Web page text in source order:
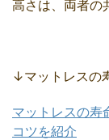
高さは、両者の
↓マットレスの
マットレスの寿
コツを紹介